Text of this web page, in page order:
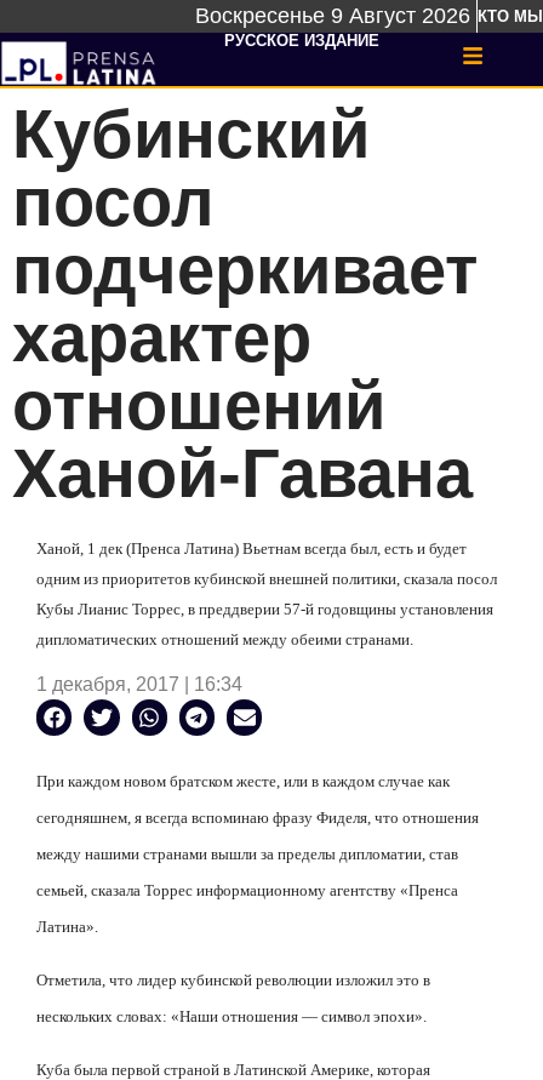
Воскресенье 9 Август 2026 КТО МЫ
РУССКОЕ ИЗДАНИЕ
Кубинский
посол
подчеркивает
характер
отношений
Ханой-Гавана
Ханой, 1 дек (Пренса Латина) Вьетнам всегда был, есть и будет
одним из приоритетов кубинской внешней политики, сказала посол
Кубы Лианис Торрес, в преддверии 57-й годовщины установления
дипломатических отношений между обеими странами.
1 декабря, 2017 | 16:34
При каждом новом братском жесте, или в каждом случае как
сегодняшнем, я всегда вспоминаю фразу Фиделя, что отношения
между нашими странами вышли за пределы дипломатии, став
семьей, сказала Торрес информационному агентству «Пренса
Латина».
Отметила, что лидер кубинской революции изложил это в
нескольких словах: «Наши отношения — символ эпохи».
Куба была первой страной в Латинской Америке, которая